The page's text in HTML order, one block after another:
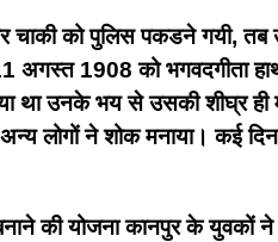
को पुलिस पकडने गयी, तब
11 अगस्त 1908 को भगवदगीता
था उनके भय से उसकी शीघ्र ही
अन्य लोगों ने शोक मनाया। कई
बनाने की योजना कानपुर के